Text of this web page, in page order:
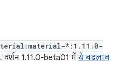
*:1.11.0-
वर्शन 1.11.0-beta01 में ये बदलाव